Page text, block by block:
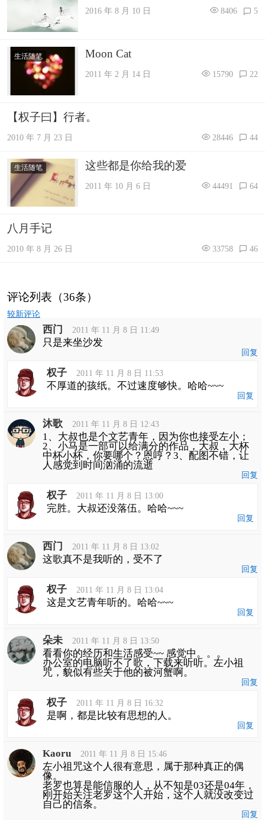
2016 年 8 月 10 日 8406 5
生活随笔 Moon Cat
2011 年 2 月 14 日 15790 22
【权子曰】行者。
2010 年 7 月 23 日 28446 44
生活随笔 这些都是你给我的爱
2011 年 10 月 6 日 44491 64
八月手记
2010 年 8 月 26 日 33758 46
评论列表（36条）
评
导
航
较新评论
西门 2011 年 11 月 8 日 11:49
只是来坐沙发
回复
权子 2011 年 11 月 8 日 11:53
不厚道的孩纸。不过速度够快。哈哈~~~
回复
沐歌 2011 年 11 月 8 日 12:43
1、大叔也是个文艺青年，因为你也接受左小；
2、小马是一部可以给满分的作品，大叔，大杯
中杯小杯，你要哪个？恩哼？3、配图不错，让
人感觉到时间汹涌的流逝
回复
权子 2011 年 11 月 8 日 13:00
完胜。大叔还没落伍。哈哈~~~
回复
西门 2011 年 11 月 8 日 13:02
这歌真不是我听的，受不了
回复
权子 2011 年 11 月 8 日 13:04
这是文艺青年听的。哈哈~~~
回复
朵未 2011 年 11 月 8 日 13:50
看看你的经历和生活感受~~ 感觉中。。。
办公室的电脑听不了歌，下载来听听。左小祖
咒，貌似有些关于他的被河蟹啊。
回复
权子 2011 年 11 月 8 日 16:32
是啊，都是比较有思想的人。
回复
Kaoru 2011 年 11 月 8 日 15:46
左小祖咒这个人很有意思，属于那种真正的偶
像。
老罗也算是能信服的人，从不知是03还是04年，
刚开始关注老罗这个人开始，这个人就没改变过
自己的信条。
回复